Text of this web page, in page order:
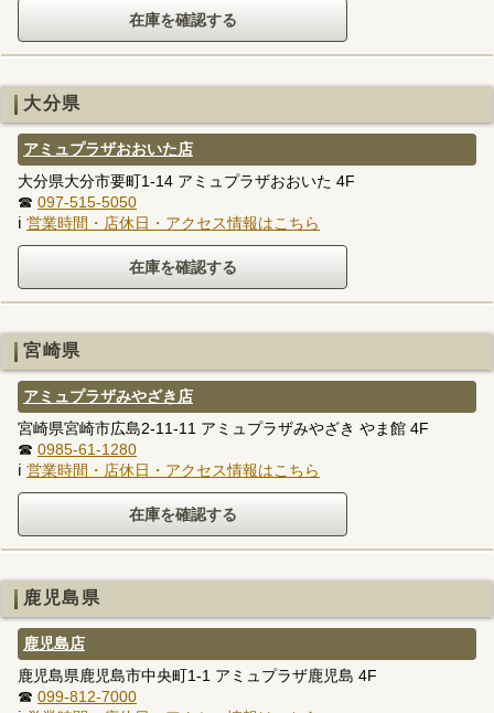
大分県
アミュプラザおおいた店
大分県大分市要町1-14 アミュプラザおおいた 4F
☎ 097-515-5050
ℹ 営業時間・店休日・アクセス情報はこちら
宮崎県
アミュプラザみやざき店
宮崎県宮崎市広島2-11-11 アミュプラザみやざき やま館 4F
☎ 0985-61-1280
ℹ 営業時間・店休日・アクセス情報はこちら
鹿児島県
鹿児島店
鹿児島県鹿児島市中央町1-1 アミュプラザ鹿児島 4F
☎ 099-812-7000